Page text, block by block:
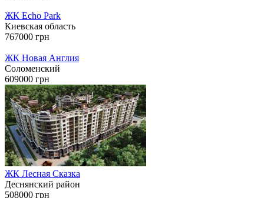
ЖК Echo Park
Киевская область
767000 грн
ЖК Новая Англия
Соломенский
609000 грн
ЖК Лесная Сказка
Деснянский район
508000 грн